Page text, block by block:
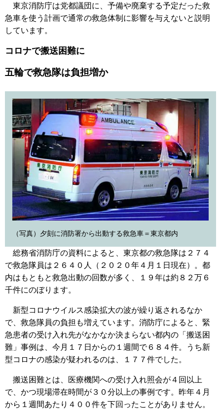
東京消防庁は党都議団に、予備や廃棄する予定だった救
急車を使う計画で通常の救急体制に影響を与えないと説明
しています。
コロナで搬送困難に
五輪で救急隊は負担増か
（写真）夕刻に消防署から出動する救急車＝東京都内
総務省消防庁の資料によると、東京都の救急隊は２７４
で救急隊員は２６４０人（２０２０年４月１日現在）。都
内はもともと救急出動の回数が多く、１９年は約８２万６
千件にのぼります。
新型コロナウイルス感染拡大の波が繰り返されるなか
で、救急隊員の負担も増えています。消防庁によると、緊
急患者の受け入れ先がなかなか決まらない都内の「搬送困
難」事例は、今月１７日からの１週間で６８４件。うち新
型コロナの感染が疑われるのは、１７７件でした。
搬送困難とは、医療機関への受け入れ照会が４回以上
で、かつ現場滞在時間が３０分以上の事例です。昨年４月
から１週間あたり４００件を下回ったことがありません。